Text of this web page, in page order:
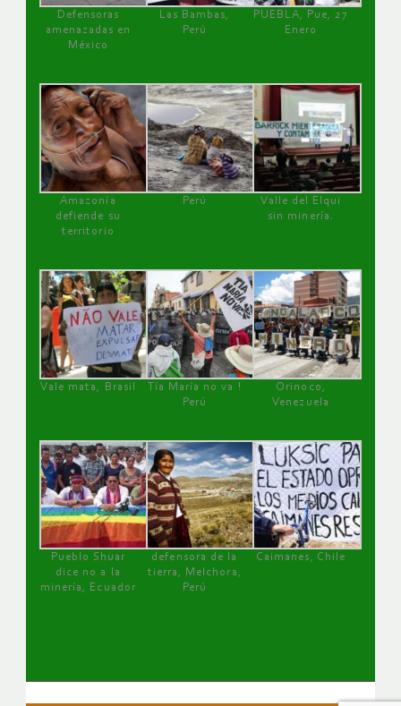
Defensoras
amenazadas en
México
Las Bambas,
Perú
PUEBLA, Pue, 27
Enero
Amazonía
defiende su
territorio
Perú
Valle del Elqui
sin minería.
Vale mata, Brasil
Tía María no va !
Perú
Orinoco,
Venezuela
Pueblo Shuar
dice no a la
minería, Ecuador
defensora de la
tierra, Melchora,
Perú
Caimanes, Chile